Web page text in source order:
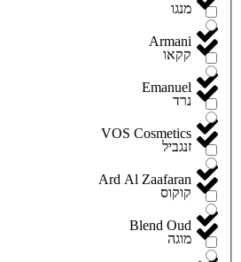
Armani
Emanuel
VOS Cosmetics
Ard Al Zaafaran
Blend Oud
מנגו
קקאו
נרד
זנגביל
קוקוס
מוגה